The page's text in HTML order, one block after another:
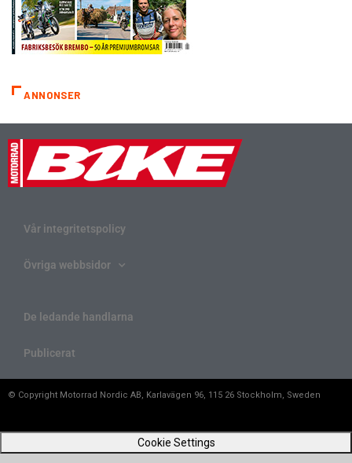
ANNONSER
Vår integritetspolicy
Övriga webbsidor
De ledande handlarna
Publicerat
© Copyright Motorrad Nordic AB, Karlavägen 96, 115 26 Stockholm, Sweden
Cookie Settings